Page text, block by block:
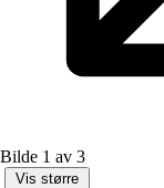
Bilde 1 av 3
Vis større